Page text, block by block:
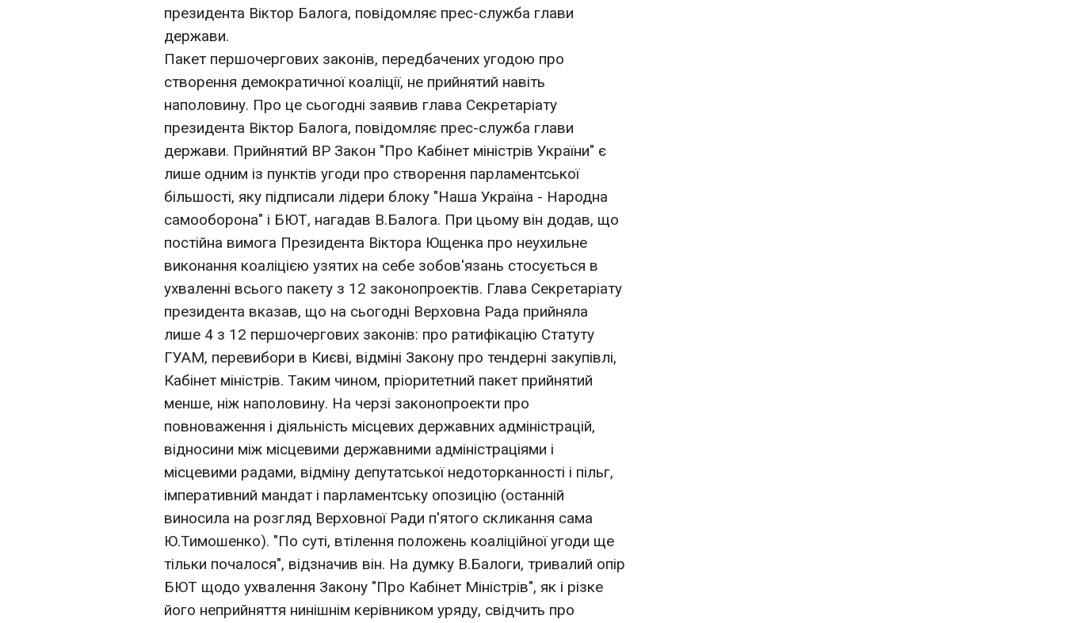
президента Віктор Балога, повідомляє прес-служба глави
держави.
Пакет першочергових законів, передбачених угодою про
створення демократичної коаліції, не прийнятий навіть
наполовину. Про це сьогодні заявив глава Секретаріату
президента Віктор Балога, повідомляє прес-служба глави
держави. Прийнятий ВР Закон "Про Кабінет міністрів України" є
лише одним із пунктів угоди про створення парламентської
більшості, яку підписали лідери блоку "Наша Україна - Народна
самооборона" і БЮТ, нагадав В.Балога. При цьому він додав, що
постійна вимога Президента Віктора Ющенка про неухильне
виконання коаліцією узятих на себе зобов'язань стосується в
ухваленні всього пакету з 12 законопроектів. Глава Секретаріату
президента вказав, що на сьогодні Верховна Рада прийняла
лише 4 з 12 першочергових законів: про ратифікацію Статуту
ГУАМ, перевибори в Києві, відміні Закону про тендерні закупівлі,
Кабінет міністрів. Таким чином, пріоритетний пакет прийнятий
менше, ніж наполовину. На черзі законопроекти про
повноваження і діяльність місцевих державних адміністрацій,
відносини між місцевими державними адміністраціями і
місцевими радами, відміну депутатської недоторканності і пільг,
імперативний мандат і парламентську опозицію (останній
виносила на розгляд Верховної Ради п'ятого скликання сама
Ю.Тимошенко). "По суті, втілення положень коаліційної угоди ще
тільки почалося", відзначив він. На думку В.Балоги, тривалий опір
БЮТ щодо ухвалення Закону "Про Кабінет Міністрів", як і різке
його неприйняття нинішнім керівником уряду, свідчить про